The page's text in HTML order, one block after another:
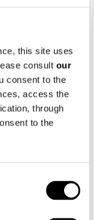
this site uses
consult our
to the
access the
through
to the